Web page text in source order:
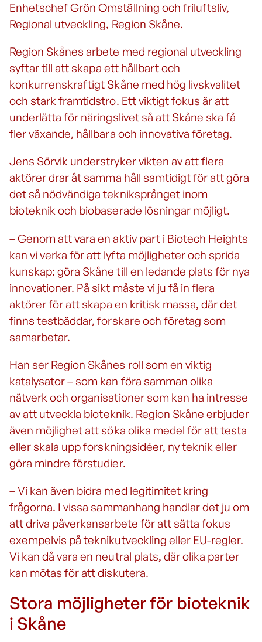
Enhetschef Grön Omställning och friluftsliv,
Regional utveckling, Region Skåne.
Region Skånes arbete med regional utveckling
syftar till att skapa ett hållbart och
konkurrenskraftigt Skåne med hög livskvalitet
och stark framtidstro. Ett viktigt fokus är att
underlätta för näringslivet så att Skåne ska få
fler växande, hållbara och innovativa företag.
Jens Sörvik understryker vikten av att flera
aktörer drar åt samma håll samtidigt för att göra
det så nödvändiga tekniksprånget inom
bioteknik och biobaserade lösningar möjligt.
– Genom att vara en aktiv part i Biotech Heights
kan vi verka för att lyfta möjligheter och sprida
kunskap: göra Skåne till en ledande plats för nya
innovationer. På sikt måste vi ju få in flera
aktörer för att skapa en kritisk massa, där det
finns testbäddar, forskare och företag som
samarbetar.
Han ser Region Skånes roll som en viktig
katalysator – som kan föra samman olika
nätverk och organisationer som kan ha intresse
av att utveckla bioteknik. Region Skåne erbjuder
även möjlighet att söka olika medel för att testa
eller skala upp forskningsidéer, ny teknik eller
göra mindre förstudier.
– Vi kan även bidra med legitimitet kring
frågorna. I vissa sammanhang handlar det ju om
att driva påverkansarbete för att sätta fokus
exempelvis på teknikutveckling eller EU-regler.
Vi kan då vara en neutral plats, där olika parter
kan mötas för att diskutera.
Stora möjligheter för bioteknik
i Skåne